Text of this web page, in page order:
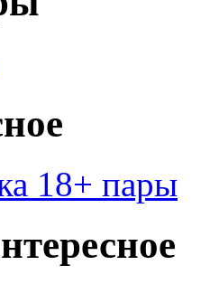
18+ пары